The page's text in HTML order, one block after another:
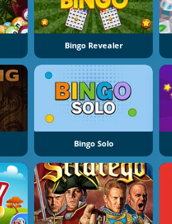
Bingo Revealer
Bingo Solo